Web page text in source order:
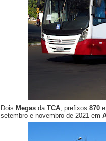
Dois Megas da TCA , prefixos 870 e
setembro e novembro de 2021 em